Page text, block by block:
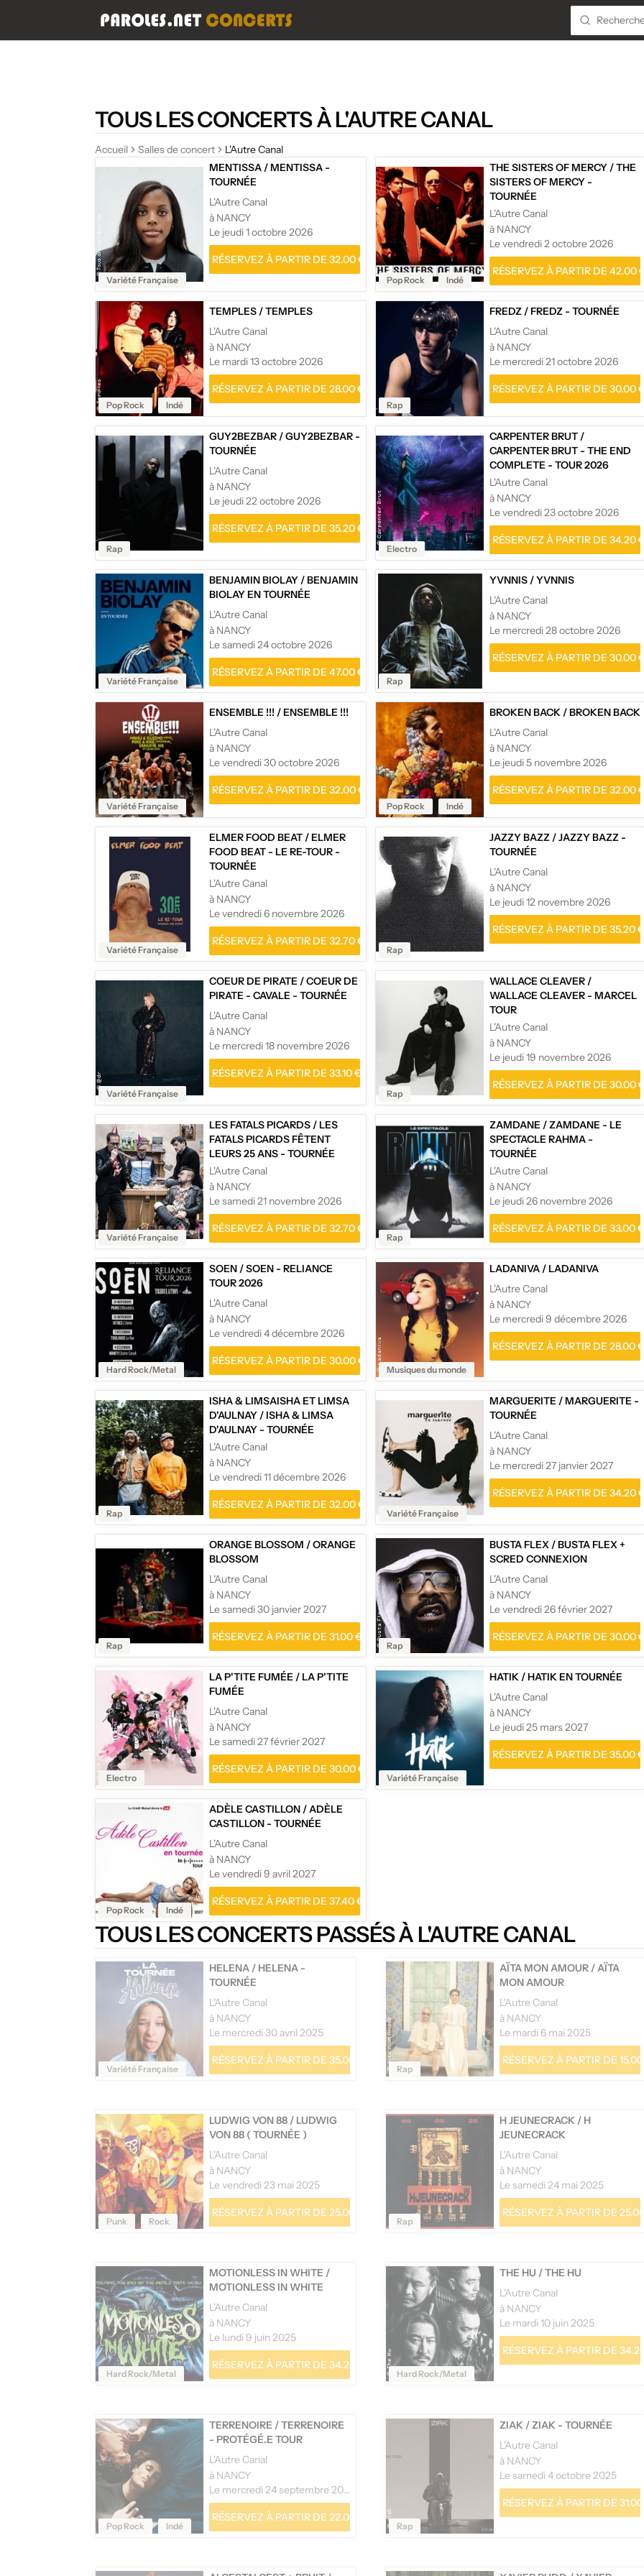
TOUS LES CONCERTS À L'AUTRE CANAL
Accueil Salles de concert L'Autre Canal
Variété Française
MENTISSA /MENTISSA -
TOURNÉE
L'Autre Canal
à NANCY
Le jeudi 1 octobre 2026
RÉSERVEZ À PARTIR DE 32.00 €
Pop Rock Indé
THE SISTERS OF MERCY /THE
SISTERS OF MERCY -
TOURNÉE
L'Autre Canal
à NANCY
Le vendredi 2 octobre 2026
RÉSERVEZ À PARTIR DE 42.00
Pop Rock Indé
TEMPLES /TEMPLES
L'Autre Canal
à NANCY
Le mardi 13 octobre 2026
RÉSERVEZ À PARTIR DE 28.00 €
Rap
FREDZ /FREDZ - TOURNÉE
L'Autre Canal
à NANCY
Le mercredi 21 octobre 2026
RÉSERVEZ À PARTIR DE 30.00
Rap
GUY2BEZBAR /GUY2BEZBAR -
TOURNÉE
L'Autre Canal
à NANCY
Le jeudi 22 octobre 2026
RÉSERVEZ À PARTIR DE 35.20 €
Electro
CARPENTER BRUT /
CARPENTER BRUT - THE END
COMPLETE - TOUR 2026
L'Autre Canal
à NANCY
Le vendredi 23 octobre 2026
RÉSERVEZ À PARTIR DE 34.20
Variété Française
BENJAMIN BIOLAY /BENJAMIN
BIOLAY EN TOURNÉE
L'Autre Canal
à NANCY
Le samedi 24 octobre 2026
RÉSERVEZ À PARTIR DE 47.00 €
Rap
YVNNIS /YVNNIS
L'Autre Canal
à NANCY
Le mercredi 28 octobre 2026
RÉSERVEZ À PARTIR DE 30.00
Variété Française
ENSEMBLE !!! /ENSEMBLE !!!
L'Autre Canal
à NANCY
Le vendredi 30 octobre 2026
RÉSERVEZ À PARTIR DE 32.00 €
Pop Rock Indé
BROKEN BACK /BROKEN BACK
L'Autre Canal
à NANCY
Le jeudi 5 novembre 2026
RÉSERVEZ À PARTIR DE 32.00
Variété Française
ELMER FOOD BEAT /ELMER
FOOD BEAT - LE RE-TOUR -
TOURNÉE
L'Autre Canal
à NANCY
Le vendredi 6 novembre 2026
RÉSERVEZ À PARTIR DE 32.70 €
Rap
JAZZY BAZZ /JAZZY BAZZ -
TOURNÉE
L'Autre Canal
à NANCY
Le jeudi 12 novembre 2026
RÉSERVEZ À PARTIR DE 35.20 €
Variété Française
COEUR DE PIRATE /COEUR DE
PIRATE - CAVALE - TOURNÉE
L'Autre Canal
à NANCY
Le mercredi 18 novembre 2026
RÉSERVEZ À PARTIR DE 33.10 €
Rap
WALLACE CLEAVER /
WALLACE CLEAVER - MARCEL
TOUR
L'Autre Canal
à NANCY
Le jeudi 19 novembre 2026
RÉSERVEZ À PARTIR DE 30.00
Variété Française
LES FATALS PICARDS /LES
FATALS PICARDS FÊTENT
LEURS 25 ANS - TOURNÉE
L'Autre Canal
à NANCY
Le samedi 21 novembre 2026
RÉSERVEZ À PARTIR DE 32.70 €
Rap
ZAMDANE /ZAMDANE - LE
SPECTACLE RAHMA -
TOURNÉE
L'Autre Canal
à NANCY
Le jeudi 26 novembre 2026
RÉSERVEZ À PARTIR DE 33.00 €
Hard Rock/Metal
SOEN /SOEN - RELIANCE
TOUR 2026
L'Autre Canal
à NANCY
Le vendredi 4 décembre 2026
RÉSERVEZ À PARTIR DE 30.00 €
Musiques du monde
LADANIVA /LADANIVA
L'Autre Canal
à NANCY
Le mercredi 9 décembre 2026
RÉSERVEZ À PARTIR DE 28.00 €
Rap
ISHA & LIMSAISHA ET LIMSA
D'AULNAY /ISHA & LIMSA
D'AULNAY - TOURNÉE
L'Autre Canal
à NANCY
Le vendredi 11 décembre 2026
RÉSERVEZ À PARTIR DE 32.00 €
Variété Française
MARGUERITE /MARGUERITE -
TOURNÉE
L'Autre Canal
à NANCY
Le mercredi 27 janvier 2027
RÉSERVEZ À PARTIR DE 34.20
Rap
ORANGE BLOSSOM /ORANGE
BLOSSOM
L'Autre Canal
à NANCY
Le samedi 30 janvier 2027
RÉSERVEZ À PARTIR DE 31.00 €
Rap
BUSTA FLEX /BUSTA FLEX +
SCRED CONNEXION
L'Autre Canal
à NANCY
Le vendredi 26 février 2027
RÉSERVEZ À PARTIR DE 30.00
Electro
LA P'TITE FUMÉE /LA P'TITE
FUMÉE
L'Autre Canal
à NANCY
Le samedi 27 février 2027
RÉSERVEZ À PARTIR DE 30.00 €
Variété Française
HATIK /HATIK EN TOURNÉE
L'Autre Canal
à NANCY
Le jeudi 25 mars 2027
RÉSERVEZ À PARTIR DE 35.00 €
Pop Rock Indé
ADÈLE CASTILLON /ADÈLE
CASTILLON - TOURNÉE
L'Autre Canal
à NANCY
Le vendredi 9 avril 2027
RÉSERVEZ À PARTIR DE 37.40 €
TOUS LES CONCERTS PASSÉS À L'AUTRE CANAL
Variété Française
HELENA / HELENA -
TOURNÉE
L'Autre Canal
à NANCY
Le mercredi 30 avril 2025
RÉSERVEZ À PARTIR DE 35.00 €
Rap
AÏTA MON AMOUR /AÏTA
MON AMOUR
L'Autre Canal
à NANCY
Le mardi 6 mai 2025
RÉSERVEZ À PARTIR DE
Punk Rock
LUDWIG VON 88 / LUDWIG
VON 88 ( TOURNÉE )
L'Autre Canal
à NANCY
Le vendredi 23 mai 2025
RÉSERVEZ À PARTIR DE 25.00 €
Rap
H JEUNECRACK / H
JEUNECRACK
L'Autre Canal
à NANCY
Le samedi 24 mai 2025
RÉSERVEZ À PARTIR DE
Hard Rock/Metal
MOTIONLESS IN WHITE /
MOTIONLESS IN WHITE
L'Autre Canal
à NANCY
Le lundi 9 juin 2025
RÉSERVEZ À PARTIR DE 34.20 €
Hard Rock/Metal
THE HU /THE HU
L'Autre Canal
à NANCY
Le mardi 10 juin 2025
RÉSERVEZ À PARTIR DE
Pop Rock Indé
TERRENOIRE /TERRENOIRE
- PROTÉGÉ.E TOUR
L'Autre Canal
à NANCY
Le mercredi 24 septembre 2025
RÉSERVEZ À PARTIR DE 22.00 €
Rap
ZIAK /ZIAK - TOURNÉE
L'Autre Canal
à NANCY
Le samedi 4 octobre 2025
RÉSERVEZ À PARTIR DE